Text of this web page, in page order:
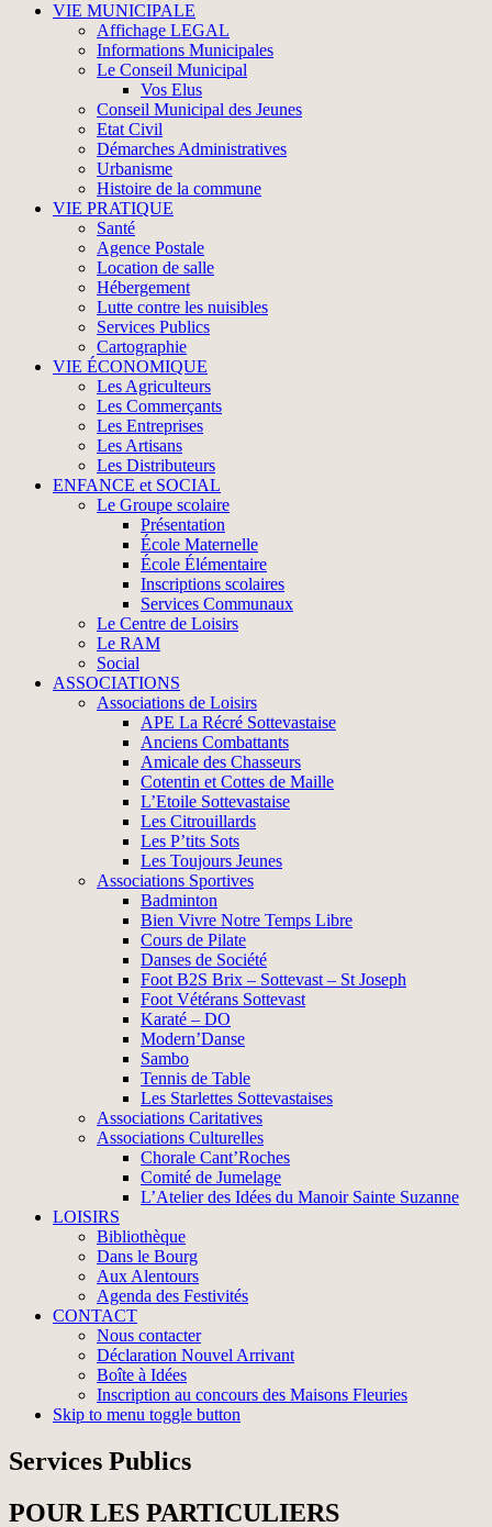
VIE MUNICIPALE
Affichage LEGAL
Informations Municipales
Le Conseil Municipal
Vos Elus
Conseil Municipal des Jeunes
Etat Civil
Démarches Administratives
Urbanisme
Histoire de la commune
VIE PRATIQUE
Santé
Agence Postale
Location de salle
Hébergement
Lutte contre les nuisibles
Services Publics
Cartographie
VIE ÉCONOMIQUE
Les Agriculteurs
Les Commerçants
Les Entreprises
Les Artisans
Les Distributeurs
ENFANCE et SOCIAL
Le Groupe scolaire
Présentation
École Maternelle
École Élémentaire
Inscriptions scolaires
Services Communaux
Le Centre de Loisirs
Le RAM
Social
ASSOCIATIONS
Associations de Loisirs
APE La Récré Sottevastaise
Anciens Combattants
Amicale des Chasseurs
Cotentin et Cottes de Maille
L’Etoile Sottevastaise
Les Citrouillards
Les P’tits Sots
Les Toujours Jeunes
Associations Sportives
Badminton
Bien Vivre Notre Temps Libre
Cours de Pilate
Danses de Société
Foot B2S Brix – Sottevast – St Joseph
Foot Vétérans Sottevast
Karaté – DO
Modern’Danse
Sambo
Tennis de Table
Les Starlettes Sottevastaises
Associations Caritatives
Associations Culturelles
Chorale Cant’Roches
Comité de Jumelage
L’Atelier des Idées du Manoir Sainte Suzanne
LOISIRS
Bibliothèque
Dans le Bourg
Aux Alentours
Agenda des Festivités
CONTACT
Nous contacter
Déclaration Nouvel Arrivant
Boîte à Idées
Inscription au concours des Maisons Fleuries
Skip to menu toggle button
Services Publics
POUR LES PARTICULIERS